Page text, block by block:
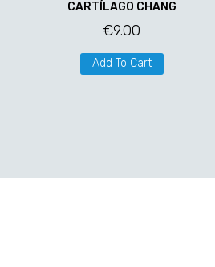
CARTÍLAGO CHANG
€9.00
Add To Cart